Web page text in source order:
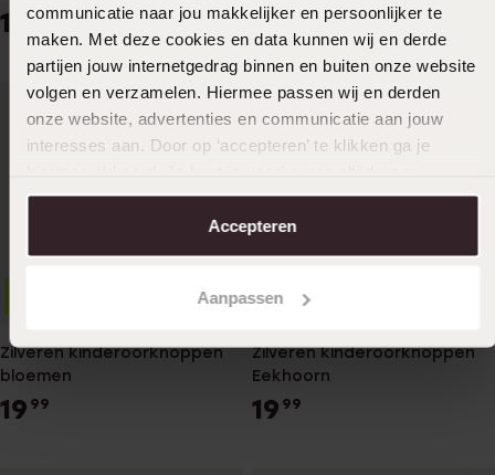
communicatie naar jou makkelijker en persoonlijker te
maken. Met deze cookies en data kunnen wij en derde
partijen jouw internetgedrag binnen en buiten onze website
volgen en verzamelen. Hiermee passen wij en derden
onze website, advertenties en communicatie aan jouw
interesses aan. Door op ‘accepteren’ te klikken ga je
aanpassen. Lees er meer over in onscookiebeleid.
Accepteren
Aanpassen
1999 1999
Zilveren kinderoorknoppen
bloemen
19 99
Zilveren kinderoorknoppen
Eekhoorn
19 99
Stapekorting